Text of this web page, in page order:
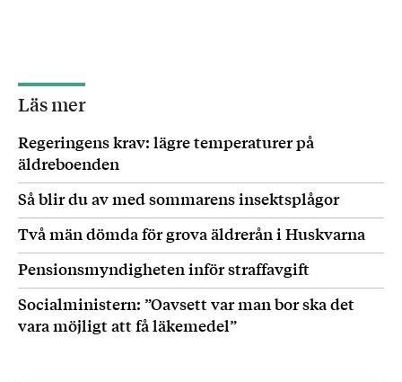
Läs mer
Regeringens krav: lägre temperaturer på
äldreboenden
Så blir du av med sommarens insektsplågor
Två män dömda för grova äldrerån i Huskvarna
Pensionsmyndigheten inför straffavgift
Socialministern: ”Oavsett var man bor ska det
vara möjligt att få läkemedel”